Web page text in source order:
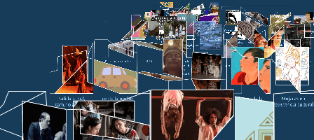
Salida al sol,
camino a la paz
Luz de la noche Transición Salirle al paso
Lienzos de la
Mujeres en
resistencia cultural
Escuche mi verdad Mitú
Re-Conectando:
Laboratorios de
Verdad y
Reconciliación
¡Si el río hablara!
Huellas que
persisten, caminos
que resisten
16 de mayo
El arte de contar
nuestra historia
Altavoces: poéticas
de la memoria
Forensic
Architecture
Dolor en
Yurumanguí y Los
doce
Historias de
adultos narradas
por niños
Juntanza gráfica
por la verdad
Verdad Poética :
Serie documental
Caminar: una
práctica cultural de
resistencia
Lapükat (un mal
sueño)
Narrativas de
excombatientes
Reconóceme. La
Colombia exiliada
en Euskadi
Rompiendo muros Sentir la vida Cantos de verdad
Un botiquín contra
el olvido
Conflicto y paz Llamamiento a la
verdad
Alianzas de verdad